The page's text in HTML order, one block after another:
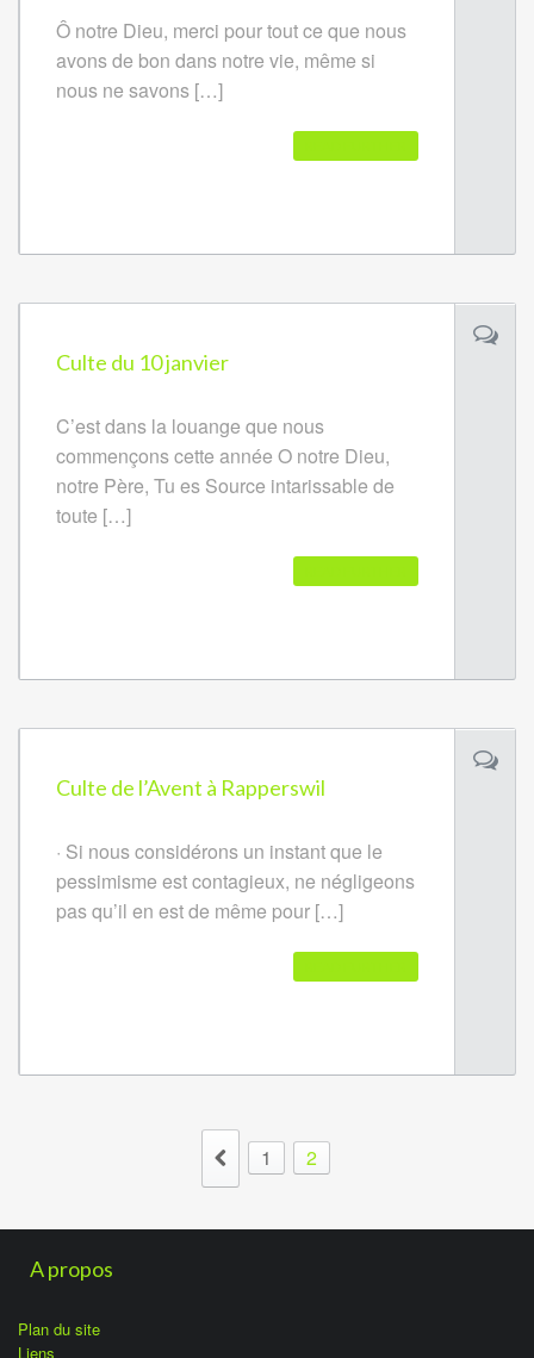
Ô notre Dieu, merci pour tout ce que nous
avons de bon dans notre vie, même si
nous ne savons […]
Culte du 10 janvier
C’est dans la louange que nous
commençons cette année O notre Dieu,
notre Père, Tu es Source intarissable de
toute […]
Culte de l’Avent à Rapperswil
· Si nous considérons un instant que le
pessimisme est contagieux, ne négligeons
pas qu’il en est de même pour […]
1 2
A propos
Plan du site
Liens